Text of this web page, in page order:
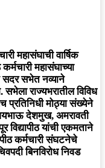
महासंघाची वार्षिक
कर्मचारी महासंघाच्या
सदर सभेत नव्याने
सभेला राज्यभरातील विविध
प्रतिनिधी मोठ्या संख्येने
देशमुख, अमरावती
विद्यापीठ यांची एकमताने
कर्मचारी संघटनेचे
बिनविरोध निवड